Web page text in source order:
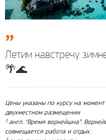
Летим навстречу
🌴🌊
Цены указаны по курсу на
двухместном размещении
¹ англ. “Время воркейшна”.
совмещается работа и отдых.